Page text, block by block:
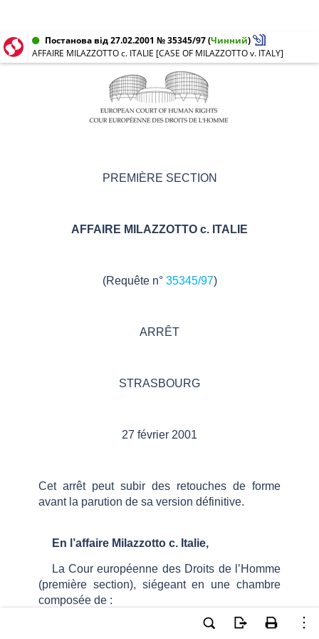
Постанова від 27.02.2001 № 35345/97(Чинний)
AFFAIRE MILAZZOTTO c. ITALIE [CASE OF MILAZZOTTO v. ITALY]
PREMIÈRE SECTION
AFFAIRE MILAZZOTTO c. ITALIE
(Requête n° 35345/97)
ARRÊT
STRASBOURG
27 février 2001
Cet arrêt peut subir des retouches de forme
avant la parution de sa version définitive.
En l’affaire Milazzotto c. Italie,
La Cour européenne des Droits de l’Homme
(première section), siégeant en une chambre
composée de :
présidente ,